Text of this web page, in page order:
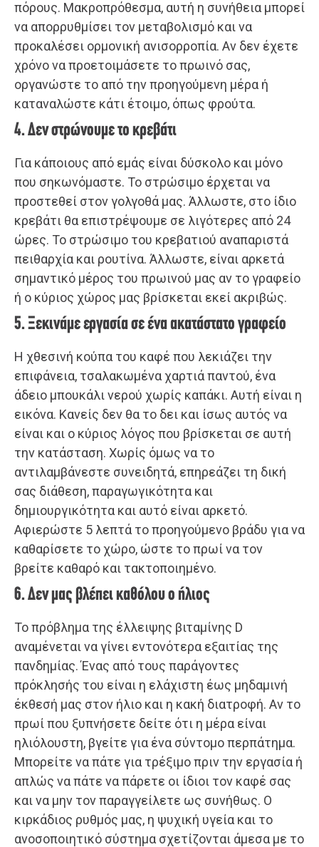
πόρους. Μακροπρόθεσμα, αυτή η συνήθεια μπορεί
να απορρυθμίσει τον μεταβολισμό και να
προκαλέσει ορμονική ανισορροπία. Αν δεν έχετε
χρόνο να προετοιμάσετε το πρωινό σας,
οργανώστε το από την προηγούμενη μέρα ή
καταναλώστε κάτι έτοιμο, όπως φρούτα.
4. Δεν στρώνουμε το κρεβάτι
Για κάποιους από εμάς είναι δύσκολο και μόνο
που σηκωνόμαστε. Το στρώσιμο έρχεται να
προστεθεί στον γολγοθά μας. Άλλωστε, στο ίδιο
κρεβάτι θα επιστρέψουμε σε λιγότερες από 24
ώρες. Το στρώσιμο του κρεβατιού αναπαριστά
πειθαρχία και ρουτίνα. Άλλωστε, είναι αρκετά
σημαντικό μέρος του πρωινού μας αν το γραφείο
ή ο κύριος χώρος μας βρίσκεται εκεί ακριβώς.
5. Ξεκινάμε εργασία σε ένα ακατάστατο γραφείο
Η χθεσινή κούπα του καφέ που λεκιάζει την
επιφάνεια, τσαλακωμένα χαρτιά παντού, ένα
άδειο μπουκάλι νερού χωρίς καπάκι. Αυτή είναι η
εικόνα. Κανείς δεν θα το δει και ίσως αυτός να
είναι και ο κύριος λόγος που βρίσκεται σε αυτή
την κατάσταση. Χωρίς όμως να το
αντιλαμβάνεστε συνειδητά, επηρεάζει τη δική
σας διάθεση, παραγωγικότητα και
δημιουργικότητα και αυτό είναι αρκετό.
Αφιερώστε 5 λεπτά το προηγούμενο βράδυ για να
καθαρίσετε το χώρο, ώστε το πρωί να τον
βρείτε καθαρό και τακτοποιημένο.
6. Δεν μας βλέπει καθόλου ο ήλιος
Το πρόβλημα της έλλειψης βιταμίνης D
αναμένεται να γίνει εντονότερα εξαιτίας της
πανδημίας. Ένας από τους παράγοντες
πρόκλησής του είναι η ελάχιστη έως μηδαμινή
έκθεσή μας στον ήλιο και η κακή διατροφή. Αν το
πρωί που ξυπνήσετε δείτε ότι η μέρα είναι
ηλιόλουστη, βγείτε για ένα σύντομο περπάτημα.
Μπορείτε να πάτε για τρέξιμο πριν την εργασία ή
απλώς να πάτε να πάρετε οι ίδιοι τον καφέ σας
και να μην τον παραγγείλετε ως συνήθως. Ο
κιρκάδιος ρυθμός μας, η ψυχική υγεία και το
ανοσοποιητικό σύστημα σχετίζονται άμεσα με το